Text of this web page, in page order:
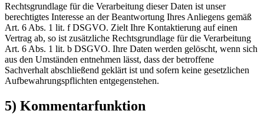
Rechtsgrundlage für die Verarbeitung dieser Daten ist unser
berechtigtes Interesse an der Beantwortung Ihres Anliegens gemäß
Art. 6 Abs. 1 lit. f DSGVO. Zielt Ihre Kontaktierung auf einen
Vertrag ab, so ist zusätzliche Rechtsgrundlage für die Verarbeitung
Art. 6 Abs. 1 lit. b DSGVO. Ihre Daten werden gelöscht, wenn sich
aus den Umständen entnehmen lässt, dass der betroffene
Sachverhalt abschließend geklärt ist und sofern keine gesetzlichen
Aufbewahrungspflichten entgegenstehen.
5) Kommentarfunktion